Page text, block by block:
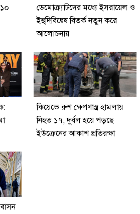
ডেমোক্র্যাটদের মধ্যে ইসরায়েল ও
ইহুদিবিদ্বেষ বিতর্ক নতুন করে
আলোচনায়
কিয়েভে রুশ ক্ষেপণাস্ত্র হামলায়
নিহত ১৭, দুর্বল হয়ে পড়ছে
ইউক্রেনের আকাশ প্রতিরক্ষা